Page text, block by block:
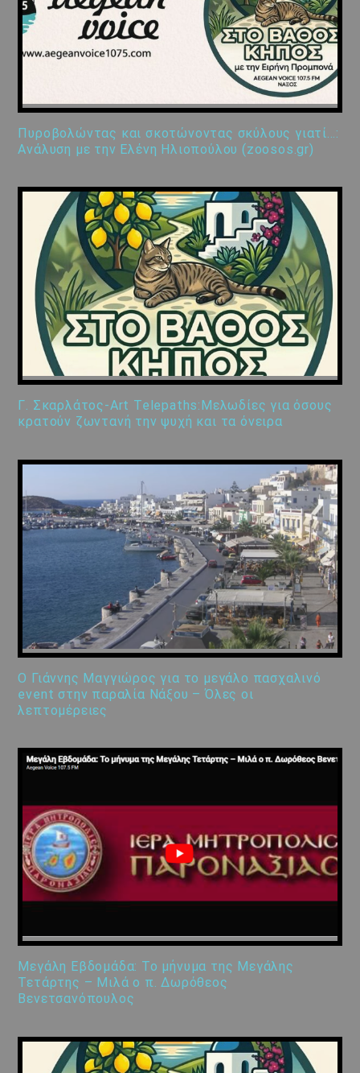
Πυροβολώντας και σκοτώνοντας σκύλους γιατί…:
Ανάλυση με την Ελένη Ηλιοπούλου (zoosos.gr)
Γ. Σκαρλάτος-Art Telepaths:Μελωδίες για όσους
κρατούν ζωντανή την ψυχή και τα όνειρα
Ο Γιάννης Μαγγιώρος για το μεγάλο πασχαλινό
event στην παραλία Νάξου – Όλες οι
λεπτομέρειες
Μεγάλη Εβδομάδα: Το μήνυμα της Μεγάλης
Τετάρτης – Μιλά ο π. Δωρόθεος
Βενετσανόπουλος